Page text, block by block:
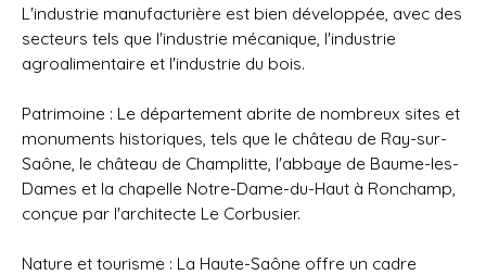
L'industrie manufacturière est bien développée, avec des
secteurs tels que l'industrie mécanique, l'industrie
agroalimentaire et l'industrie du bois.
Patrimoine : Le département abrite de nombreux sites et
monuments historiques, tels que le château de Ray-sur-
Saône, le château de Champlitte, l'abbaye de Baume-les-
Dames et la chapelle Notre-Dame-du-Haut à Ronchamp,
conçue par l'architecte Le Corbusier.
Nature et tourisme : La Haute-Saône offre un cadre